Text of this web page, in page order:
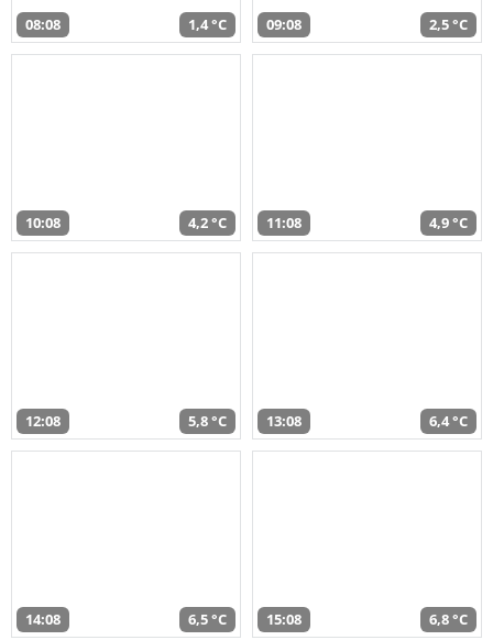
08:08 1,4 °C 09:08 2,5 °C
10:08 4,2 °C 11:08 4,9 °C
12:08 5,8 °C 13:08 6,4 °C
14:08 6,5 °C 15:08 6,8 °C